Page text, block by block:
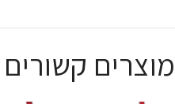
מוצרים קשורים